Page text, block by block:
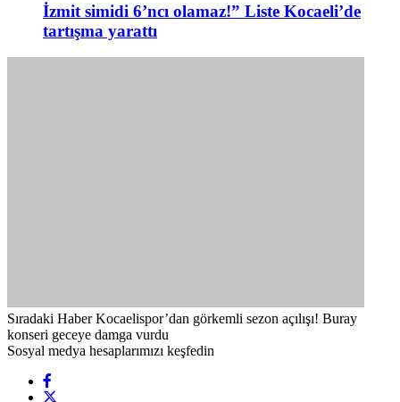
İzmit simidi 6’ncı olamaz!” Liste Kocaeli’de
tartışma yarattı
Sıradaki Haber Kocaelispor’dan görkemli sezon açılışı! Buray
konseri geceye damga vurdu
Sosyal medya hesaplarımızı keşfedin